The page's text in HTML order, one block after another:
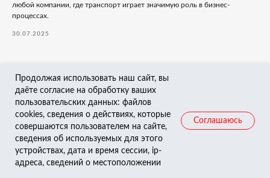
любой компании, где транспорт играет значимую роль в бизнес-
процессах.
30.07.2025
Продолжая использовать наш сайт, вы
даёте согласие на обработку ваших
пользовательских данных: файлов
cookies, сведения о действиях, которые
совершаются пользователем на сайте,
сведения об используемых для этого
устройствах, дата и время сессии, ip-
адреса, сведений о местоположении
Соглашаюсь